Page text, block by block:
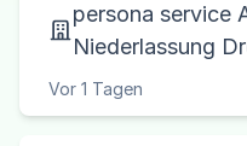
persona service
Niederlassung
Vor 1 Tagen